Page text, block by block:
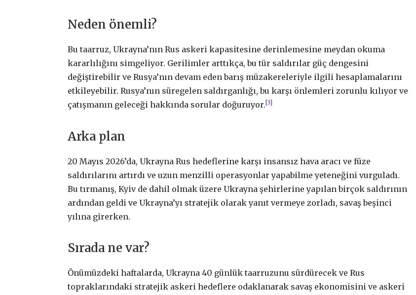
Neden önemli?
Bu taarruz, Ukrayna’nın Rus askeri kapasitesine derinlemesine meydan okuma
kararlılığını simgeliyor. Gerilimler arttıkça, bu tür saldırılar güç dengesini
değiştirebilir ve Rusya’nın devam eden barış müzakereleriyle ilgili hesaplamalarını
etkileyebilir. Rusya’nın süregelen saldırganlığı, bu karşı önlemleri zorunlu kılıyor ve
çatışmanın geleceği hakkında sorular doğuruyor. [3]
Arka plan
20 Mayıs 2026’da, Ukrayna Rus hedeflerine karşı insansız hava aracı ve füze
saldırılarını artırdı ve uzun menzilli operasyonlar yapabilme yeteneğini vurguladı.
Bu tırmanış, Kyiv de dahil olmak üzere Ukrayna şehirlerine yapılan birçok saldırının
ardından geldi ve Ukrayna’yı stratejik olarak yanıt vermeye zorladı, savaş beşinci
yılına girerken.
Sırada ne var?
Önümüzdeki haftalarda, Ukrayna 40 günlük taarruzunu sürdürecek ve Rus
topraklarındaki stratejik askeri hedeflere odaklanarak savaş ekonomisini ve askeri